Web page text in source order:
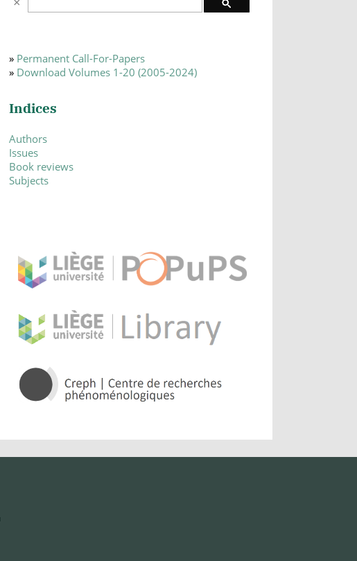
» Permanent Call-For-Papers
» Download Volumes 1-20 (2005-2024)
Indices
Authors
Issues
Book reviews
Subjects